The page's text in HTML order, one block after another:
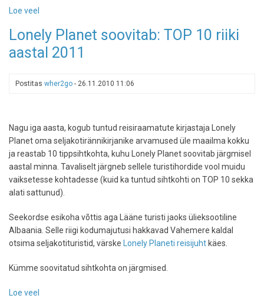
Loe veel
Lonely Planet soovitab: TOP 10 riiki
aastal 2011
Postitas wher2go - 26.11.2010 11:06
Nagu iga aasta, kogub tuntud reisiraamatute kirjastaja Lonely
Planet oma seljakotirännikirjanike arvamused üle maailma kokku
ja reastab 10 tippsihtkohta, kuhu Lonely Planet soovitab järgmisel
aastal minna. Tavaliselt järgneb sellele turistihordide vool muidu
vaiksetesse kohtadesse (kuid ka tuntud sihtkohti on TOP 10 sekka
alati sattunud).
Seekordse esikoha võttis aga Lääne turisti jaoks ülieksootiline
Albaania. Selle riigi kodumajutusi hakkavad Vahemere kaldal
otsima seljakotituristid, värske
Lonely Planeti reisijuht käes.
Kümme soovitatud sihtkohta on järgmised.
Loe veel